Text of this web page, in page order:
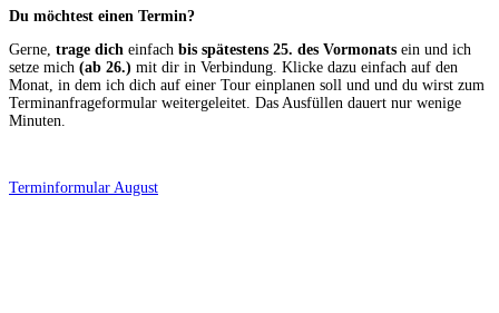
Du möchtest einen Termin?
Gerne, trage dich einfach bis spätestens 25. des Vormonats ein und ich
setze mich (ab 26.) mit dir in Verbindung. Klicke dazu einfach auf den
Monat, in dem ich dich auf einer Tour einplanen soll und und du wirst zum
Terminanfrageformular weitergeleitet. Das Ausfüllen dauert nur wenige
Minuten.
Terminformular August